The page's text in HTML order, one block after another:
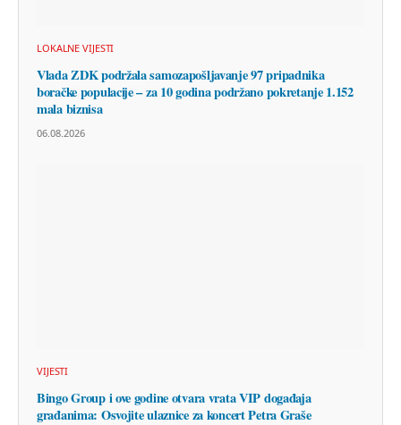
LOKALNE VIJESTI
Vlada ZDK podržala samozapošljavanje 97 pripadnika
boračke populacije – za 10 godina podržano pokretanje 1.152
mala biznisa
06.08.2026
VIJESTI
Bingo Group i ove godine otvara vrata VIP događaja
građanima: Osvojite ulaznice za koncert Petra Graše